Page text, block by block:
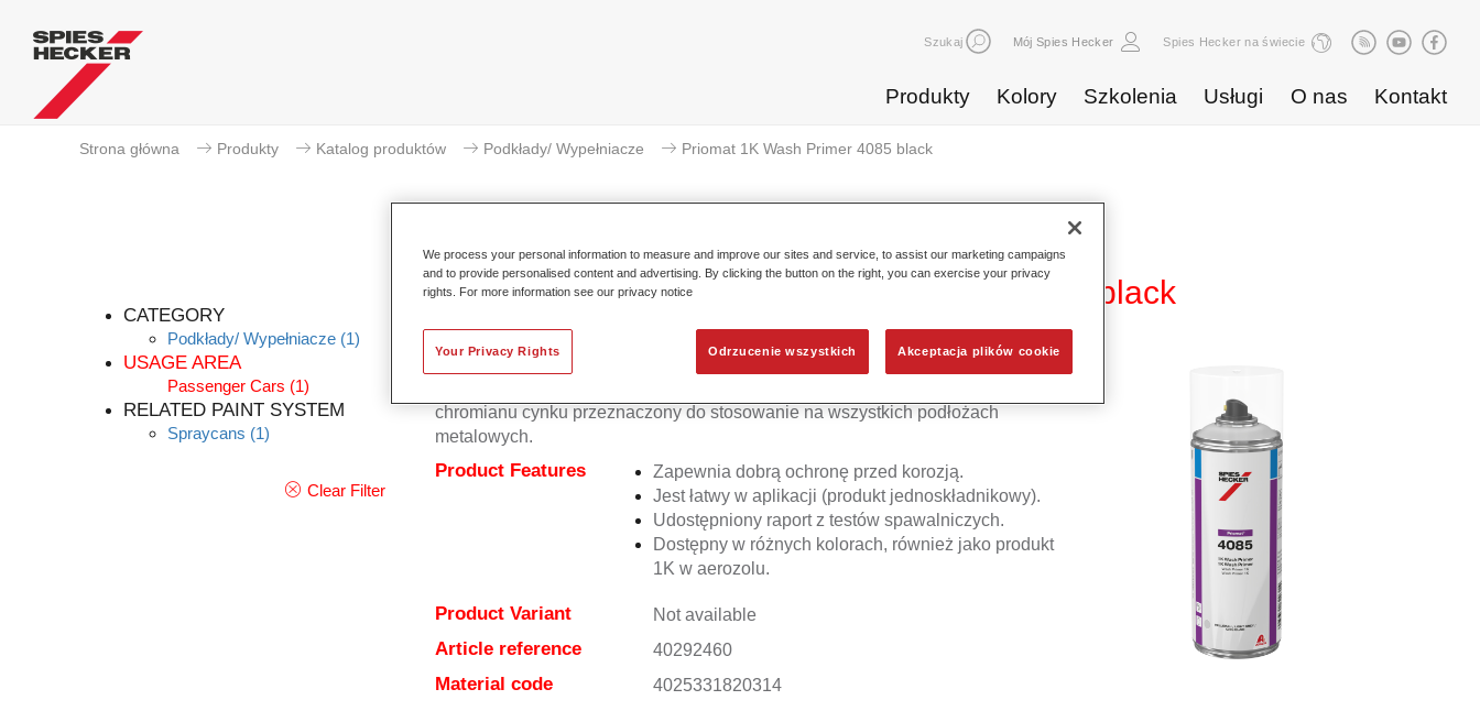
Szukaj Mój Spies Hecker Spies Hecker na świecie
Produkty Kolory Szkolenia Usługi O nas Kontakt
Strona główna Produkty Katalog produktów Podkłady/ Wypełniacze Priomat 1K Wash Primer 4085 black
CATEGORY
Podkłady/ Wypełniacze (1)
USAGE AREA
Passenger Cars (1)
RELATED PAINT SYSTEM
Spraycans (1)
Clear Filter
Priomat 1K Wash Primer 4085 black
chromianu cynku przeznaczony do stosowanie na wszystkich podłożach
metalowych.
Product Features
Zapewnia dobrą ochronę przed korozją.
Jest łatwy w aplikacji (produkt jednoskładnikowy).
Udostępniony raport z testów spawalniczych.
Dostępny w różnych kolorach, również jako produkt
1K w aerozolu.
Product Variant Not available
Article reference 40292460
Material code 4025331820314
We process your personal information to measure and improve our sites and service, to assist our marketing campaigns
and to provide personalised content and advertising. By clicking the button on the right, you can exercise your privacy
rights. For more information see our privacy notice
Odrzucenie wszystkich Akceptacja plików cookie
Your Privacy Rights